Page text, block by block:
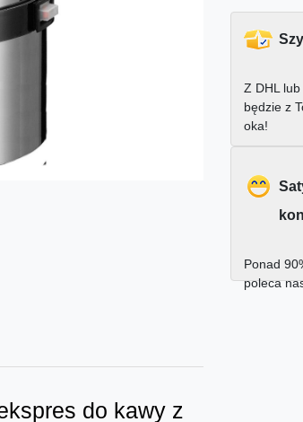
do kawy z
Z DHL
będzie z
oka!
Ponad
poleca